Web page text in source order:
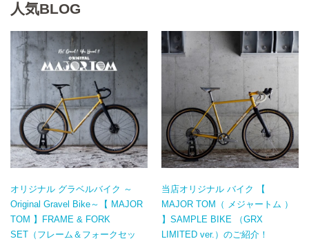
人気BLOG
オリジナル グラベルバイク ～
Original Gravel Bike～【 MAJOR
TOM 】FRAME & FORK
SET（フレーム＆フォークセッ
当店オリジナル バイク 【
MAJOR TOM（ メジャートム ）
】SAMPLE BIKE （GRX
LIMITED ver.）のご紹介！